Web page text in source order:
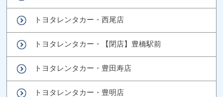
トヨタレンタカー・西尾店
トヨタレンタカー・【閉店】豊橋駅前
トヨタレンタカー・豊田寿店
トヨタレンタカー・豊明店